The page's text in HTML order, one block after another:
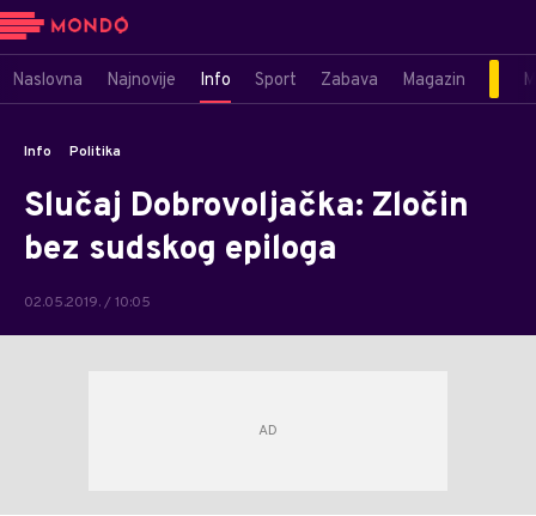
Naslovna Najnovije Info Sport Zabava Magazin
Info Politika
Slučaj Dobrovoljačka: Zločin
bez sudskog epiloga
02.05.2019. / 10:05